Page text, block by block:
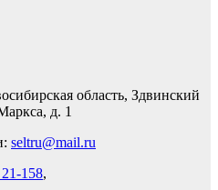
область, Здвинский
д. 1
seltru@mail.ru
158,